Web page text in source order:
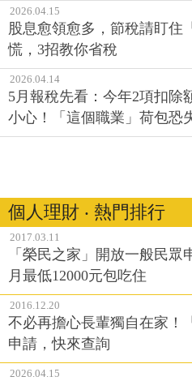
2026.04.15
股息愈領愈多，節稅請盯住
慌，3招教你省稅
2026.04.14
5月報稅先看：今年2項扣除
小心！「這個職業」荷包恐
個人理財 ‧ 熱門排行
2017.03.11
「榮民之家」開放一般民
月最低12000元包吃住
2016.12.20
不必再擔心長輩獨自在家！
申請，快來查詢
2026.04.15